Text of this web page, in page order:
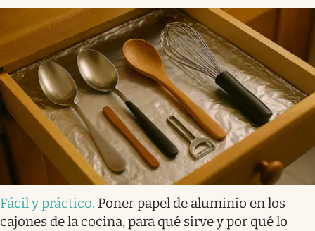
Fácil y práctico. Poner papel de aluminio en los
cajones de la cocina, para qué sirve y por qué lo